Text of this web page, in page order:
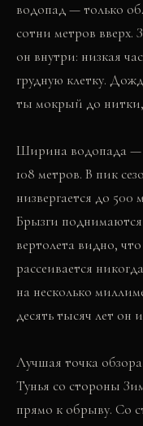
водопад — только
сотни метров вверх.
он внутри: низкая
грудную клетку.
ты мокрый до нитки,
Ширина водопада —
108 метров. В пик
низвергается до
Брызги
вертолета видно,
рассеивается
на несколько
десять тысяч лет он
Лучшая точка
Тунья со стороны
прямо к обрыву. Со